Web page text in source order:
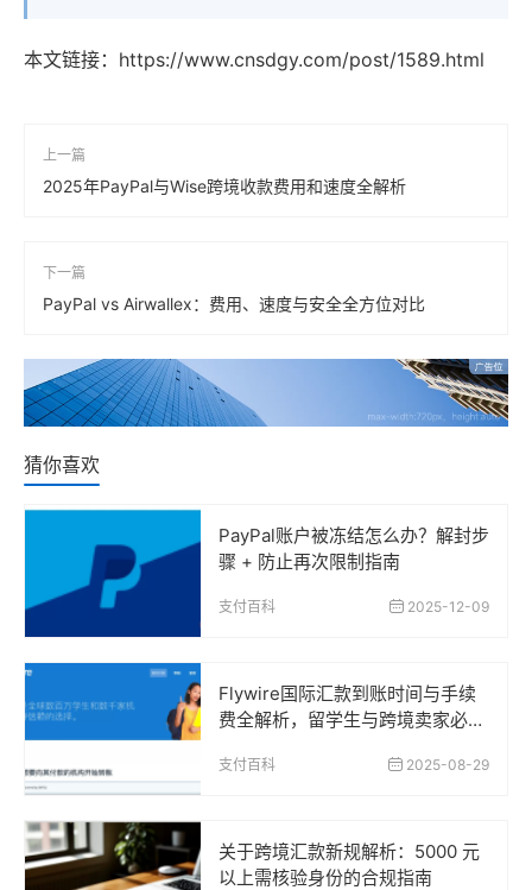
本文链接： https://www.cnsdgy.com/post/1589.html
上一篇
2025年PayPal与Wise跨境收款费用和速度全解析
下一篇
PayPal vs Airwallex：费用、速度与安全全方位对比
猜你喜欢
PayPal账户被冻结怎么办？解封步
骤 + 防止再次限制指南
支付百科 2025-12-09
Flywire国际汇款到账时间与手续
费全解析，留学生与跨境卖家必读
支付百科 2025-08-29
关于跨境汇款新规解析：5000 元
以上需核验身份的合规指南